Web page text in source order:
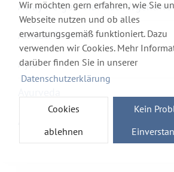
Wir möchten gern erfahren, wie Sie
Webseite nutzen und ob alles
erwartungsgemäß funktioniert. Dazu
verwenden wir Cookies. Mehr
darüber finden Sie in unserer
Datenschutzerklärung
Cookies
ablehnen
Kein
Away we go – Auf nach Irgendwo
Axolotl Overkill
Ayka